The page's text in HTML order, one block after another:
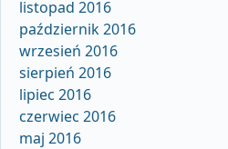
listopad 2016
październik 2016
wrzesień 2016
sierpień 2016
lipiec 2016
czerwiec 2016
maj 2016